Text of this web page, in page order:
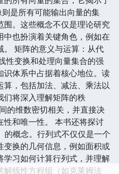
是所有可能输出向量的集
围。这些概念不仅是理论研究
中也扮演着关键角色，例如在
矩阵的意义与运算：从代
性变换和处理向量集合的强
识体系中占据着核心地位。读
，包括加法、减法、乘法以
们将深入理解矩阵的秩
的维数密切相关，并直接决
性和唯一性。 本书还将探讨
概念。行列式不仅仅是一个
变换的几何信息，例如面积或
学习如何计算行列式，并理解
解线性方程组（如克莱姆法